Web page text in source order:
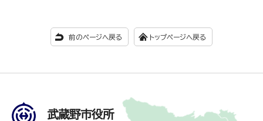
前のページへ戻る トップページへ戻る
武蔵野市役所